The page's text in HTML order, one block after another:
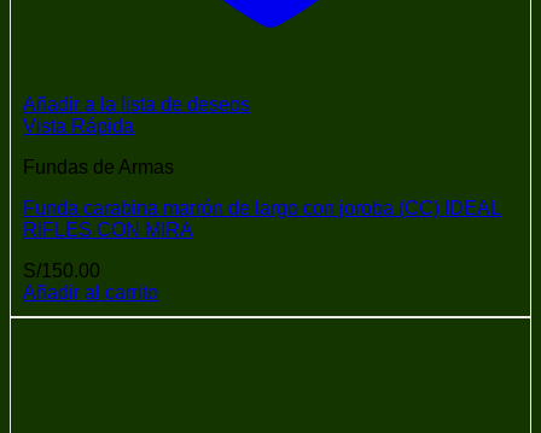
Añadir a la lista de deseos
Vista Rápida
Fundas de Armas
Funda carabina marrón de largo con joroba (CC) IDEAL
RIFLES CON MIRA
S/150.00
Añadir al carrito